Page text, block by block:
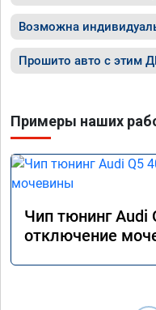
Возможна
Прошито авто с этим
Примеры наших
Чип тюнинг Audi
отключение